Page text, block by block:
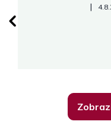
Hodnotenie |